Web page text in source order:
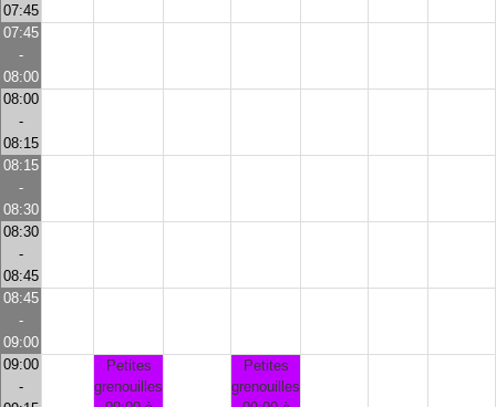
07:45
07:45
-
08:00
08:00
-
08:15
08:15
-
08:30
08:30
-
08:45
08:45
-
09:00
09:00
-
Petites
grenouilles
Petites
grenouilles